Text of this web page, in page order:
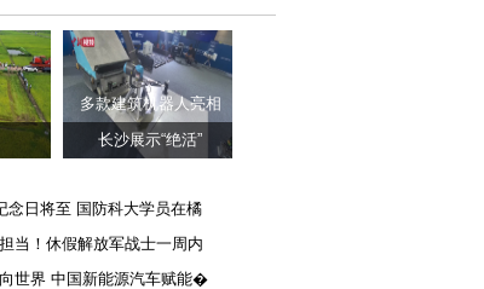
多款建筑机器人亮相
长沙展示“绝活”
念日将至 国防科大学员在橘
当！休假解放军战士一周内
世界 中国新能源汽车赋能�